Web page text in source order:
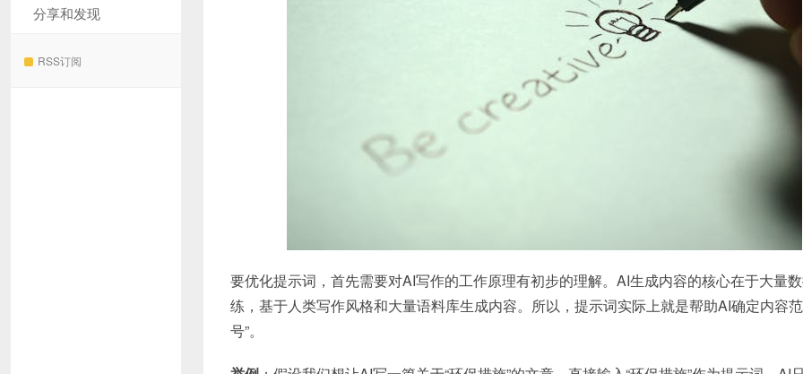
分享和发现
RSS订阅
要优化提示词，首先需要对AI写作的工作原理有初步的理解。AI生成内容的核心在于大量
练，基于人类写作风格和大量语料库生成内容。所以，提示词实际上就是帮助AI确定内容
号”。